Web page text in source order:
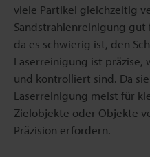
viele Partikel gleichzeitig
Sandstrahlenreinigung
da es schwierig ist, den
Laserreinigung ist präzise,
und kontrolliert sind. Da
Laserreinigung meist für
Zielobjekte oder Objekte
Präzision erfordern.